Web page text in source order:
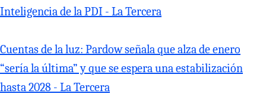
Inteligencia de la PDI - La Tercera
Cuentas de la luz: Pardow señala que alza de enero
“sería la última” y que se espera una estabilización
hasta 2028 - La Tercera